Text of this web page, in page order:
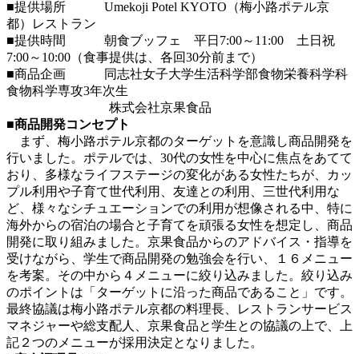
■提供場所 Umekoji Potel KYOTO（梅小路ポテル京
都）レストラン
■提供時間 朝食ブッフェ 平日7:00～11:00 土日祝
7:00～10:00（食事提供は、各回30分前まで）
■商品企画 同志社女子大学生活科学部食物栄養科学科
食物科学専攻3年次生
株式会社京果食品
■商品開発コンセプト
まず、梅小路ポテル京都のターゲットを意識し商品開発を
行いました。ポテルでは、30代の女性を中心に焦点をあてて
おり、多様なライフステージの変化がある女性たちが、カッ
プル利用や子育て世代利用、友達との利用、三世代利用な
ど、様々なシチュエーションでの利用が想像される中、特に
海外からの宿泊の場合と子育てを頑張る女性を想定し、商品
開発に取り組みました。京果食品からのアドバイス・指導を
受けながら、学生で商品開発の勉強会を行い、１６メニュー
を考案。その中から４メニューに絞り込みました。絞り込み
のポイントは「ターゲットに沿った商品であること」です。
最終協議は梅小路ポテル京都の料理長、レストランサービス
マネジャーや総支配人、京果食品と学生との協議の上で、上
記２つのメニューが採用決定となりました。